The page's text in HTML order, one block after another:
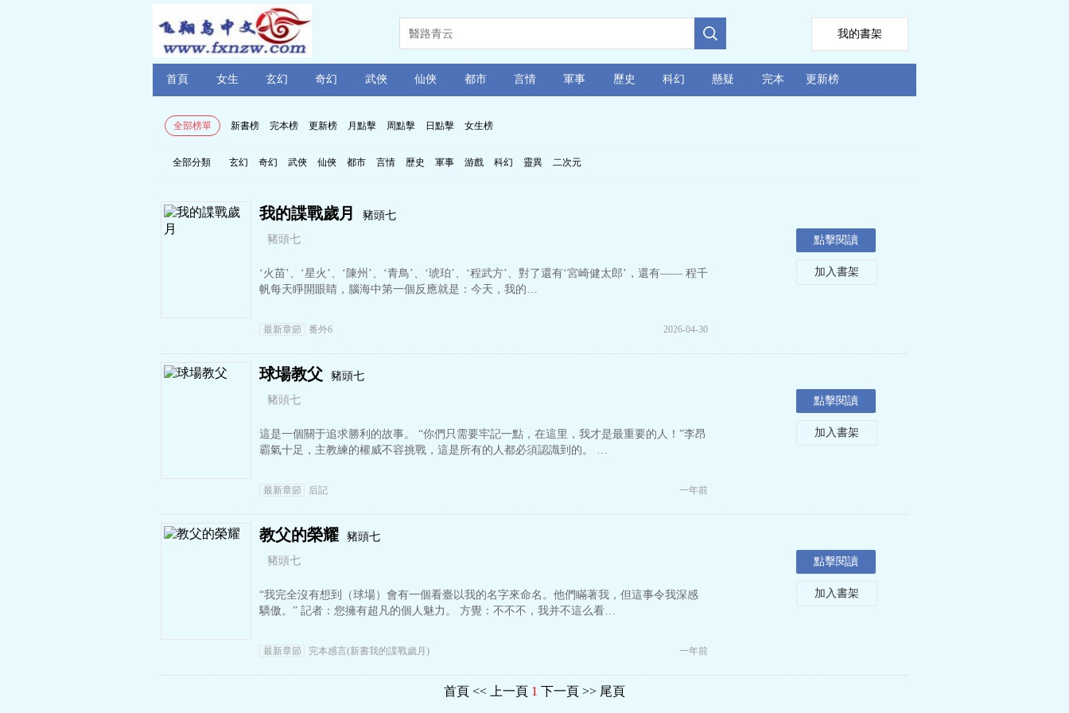
我的書架
首頁 女生 玄幻 奇幻 武俠 仙俠 都市 言情 軍事 歷史 科幻 懸疑 完本 更新榜
全部榜單 新書榜 完本榜 更新榜 月點擊 周點擊 日點擊 女生榜
全部分類 玄幻 奇幻 武俠 仙俠 都市 言情 歷史 軍事 游戲 科幻 靈異 二次元
我的諜戰歲月
豬頭七
豬頭七
‘火苗’、‘星火’、‘陳州’、‘青鳥’、‘琥珀’、‘程武方’、對了還有‘宮崎健太郎’，還有—— 程千
帆每天睜開眼睛，腦海中第一個反應就是：今天，我的…
最新章節 番外6 2026-04-30
點擊閱讀
加入書架
球場教父
豬頭七
豬頭七
這是一個關于追求勝利的故事。 “你們只需要牢記一點，在這里，我才是最重要的人！”李昂
霸氣十足，主教練的權威不容挑戰，這是所有的人都必須認識到的。 …
最新章節 后記 一年前
點擊閱讀
加入書架
教父的榮耀
豬頭七
豬頭七
“我完全沒有想到（球場）會有一個看臺以我的名字來命名。他們瞞著我，但這事令我深感
驕傲。” 記者：您擁有超凡的個人魅力。 方覺：不不不，我并不這么看…
最新章節 完本感言(新書我的諜戰歲月) 一年前
點擊閱讀
加入書架
首頁 << 上一頁 1 下一頁 >> 尾頁